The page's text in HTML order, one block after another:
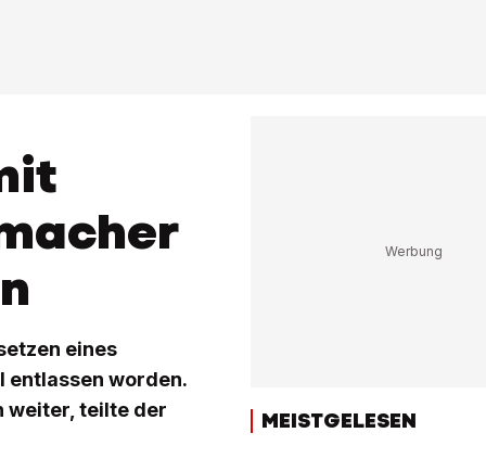
eines
entlassen worden.
weiter, teilte der
MEISTGELESEN